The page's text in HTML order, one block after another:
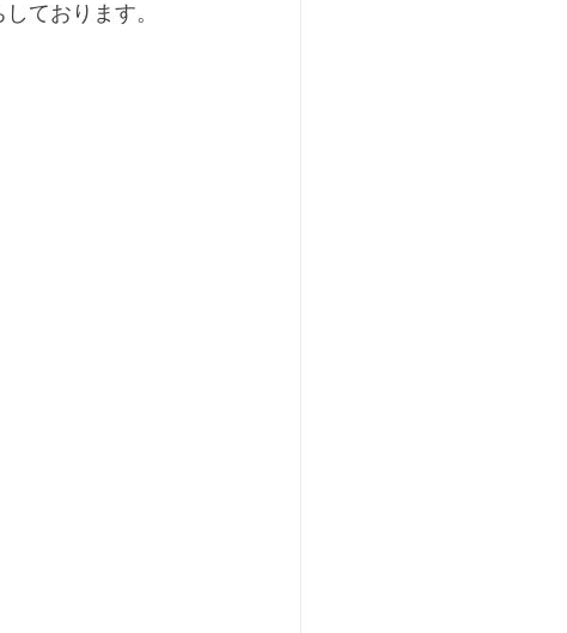
ております。